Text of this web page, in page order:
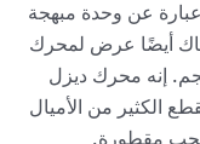
والأخير عبارة عن وحدة مبهجة
أيضًا عرض لمحرك
إنه محرك ديزل
الكثير من الأميال
مقطورة.